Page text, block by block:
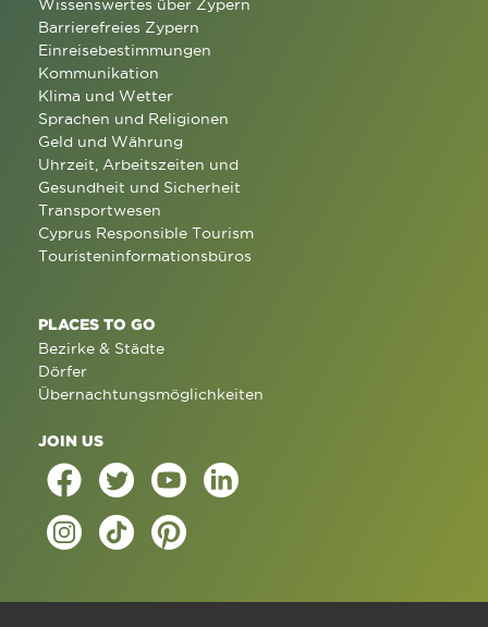
Wissenswertes über Zypern
Barrierefreies Zypern
Einreisebestimmungen
Kommunikation
Klima und Wetter
Sprachen und Religionen
Geld und Währung
Uhrzeit, Arbeitszeiten und
Gesundheit und Sicherheit
Transportwesen
Cyprus Responsible Tourism
Touristeninformationsbüros
PLACES TO GO
Bezirke & Städte
Dörfer
Übernachtungsmöglichkeiten
JOIN US